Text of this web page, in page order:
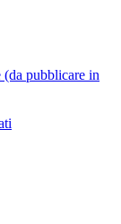
(da pubblicare in